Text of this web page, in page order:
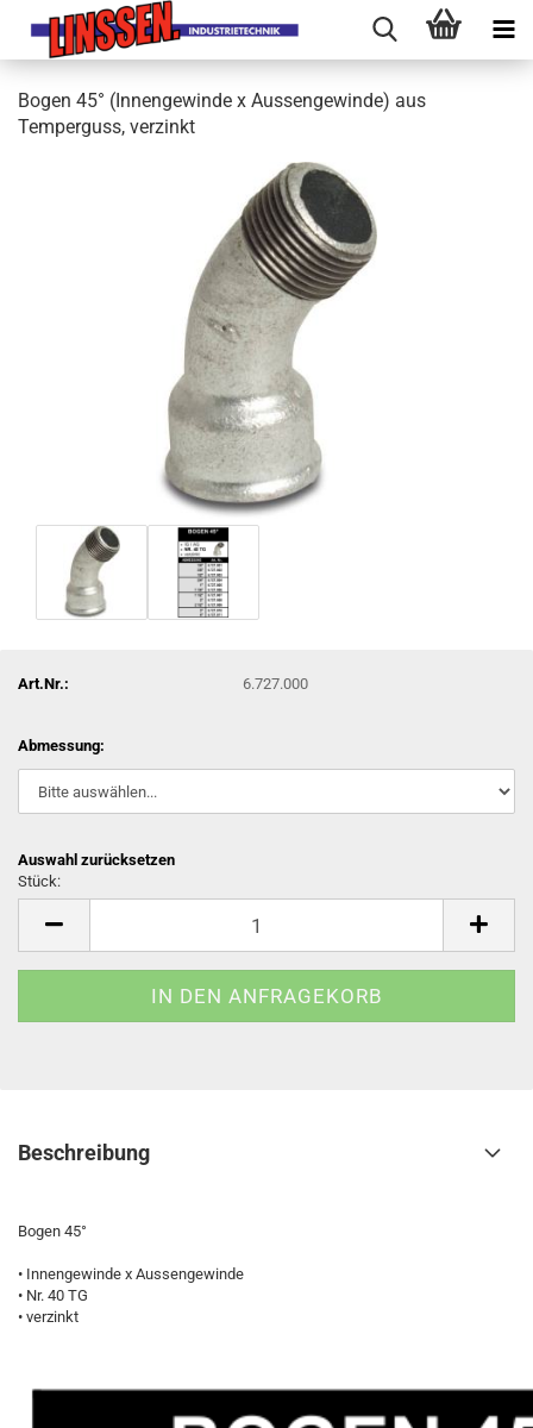
Bogen 45° (Innengewinde x Aussengewinde) aus
Temperguss, verzinkt
Art.Nr.: 6.727.000
Abmessung:
Auswahl zurücksetzen
Stück:
Beschreibung
Bogen 45°
• Innengewinde x Aussengewinde
• Nr. 40 TG
• verzinkt